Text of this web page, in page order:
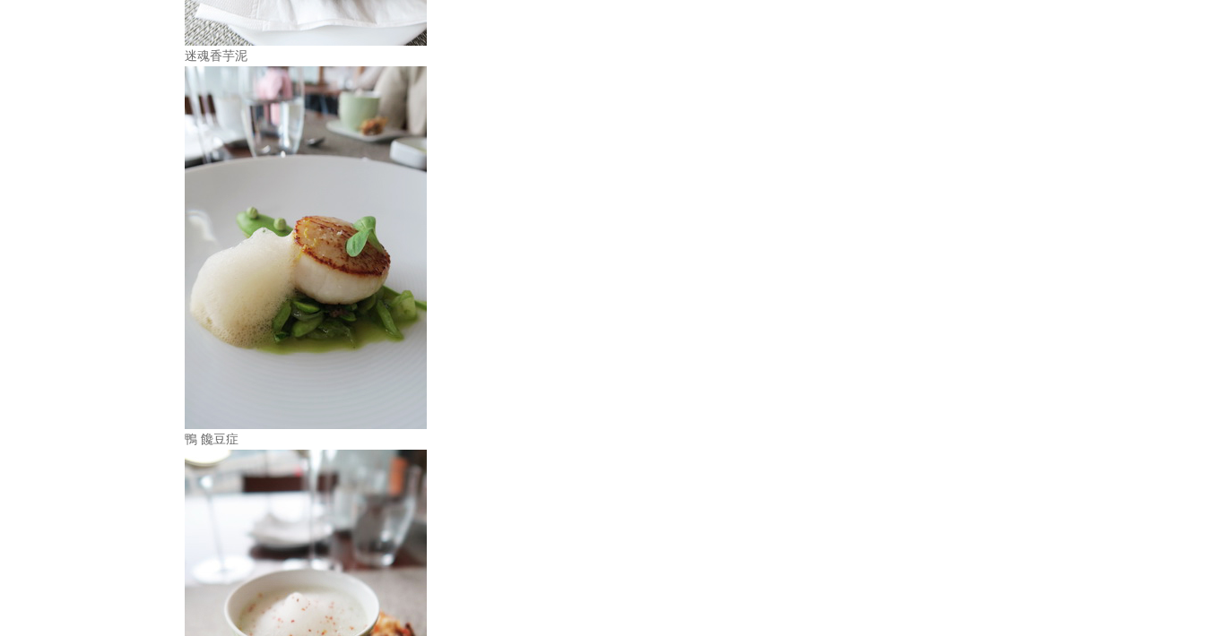
迷魂香芋泥
鴨 饞豆症